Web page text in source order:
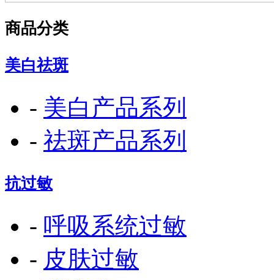
商品分类
美白祛斑
- 美白产品系列
- 祛斑产品系列
抗过敏
- 呼吸系统过敏
- 皮肤过敏